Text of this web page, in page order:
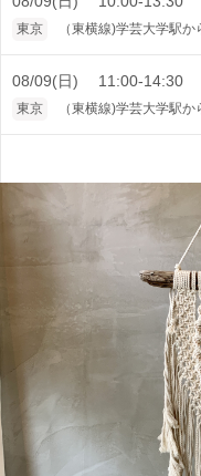
東京 （東横線)学芸大学駅
08/09(日) 11:00-14:30
東京 （東横線)学芸大学駅